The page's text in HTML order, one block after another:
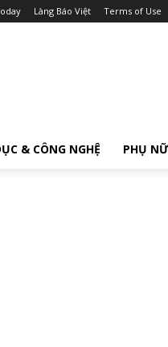
Làng Báo Việt Terms of Use
& CÔNG NGHỆ PHỤ NỮ